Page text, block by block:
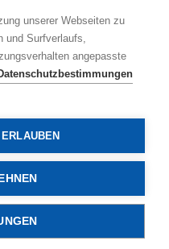
file size: 5 MB.
SIE UNS
unserer Webseiten zu
und Surfverlaufs,
angepasste